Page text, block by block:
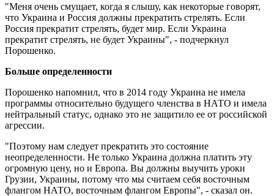
"Меня очень смущает, когда я слышу, как некоторые говорят,
что Украина и Россия должны прекратить стрелять. Если
Россия прекратит стрелять, будет мир. Если Украина
прекратит стрелять, не будет Украины", - подчеркнул
Порошенко.
Больше определенности
Порошенко напомнил, что в 2014 году Украина не имела
программы относительно будущего членства в НАТО и имела
нейтральный статус, однако это не защитило ее от российской
агрессии.
"Поэтому нам следует прекратить это состояние
неопределенности. Не только Украина должна платить эту
огромную цену, но и Европа. Вы должны выучить уроки
Грузии, Украины, потому что мы считаем себя восточным
флангом НАТО, восточным флангом Европы", - сказал он.